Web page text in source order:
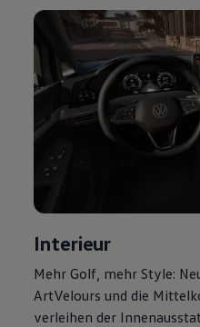
Volkswagen
Warn- und
Digitale
Live Beratung
Magazin
Lifestyle
Transport
Volkswagen
Interieur
Mehr Golf , mehr Style:
ArtVelours und die
verleihen der